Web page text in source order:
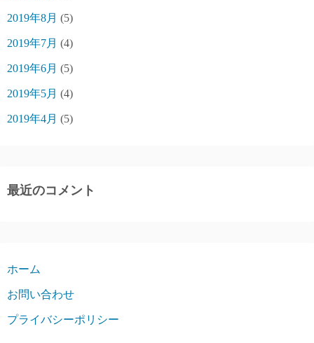
2019年8月 (5)
2019年7月 (4)
2019年6月 (5)
2019年5月 (4)
2019年4月 (5)
最近のコメント
ホーム
お問い合わせ
プライバシーポリシー